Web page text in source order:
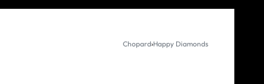
Chopard›Happy Diamonds